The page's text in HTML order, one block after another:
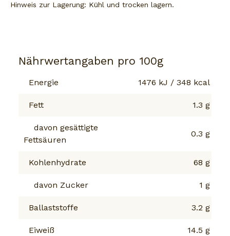
Hinweis zur Lagerung: Kühl und trocken lagern.
Nährwertangaben pro 100g
Energie 1476 kJ / 348 kcal
Fett 1.3 g
davon gesättigte
Fettsäuren
0.3 g
Kohlenhydrate 68 g
davon Zucker 1 g
Ballaststoffe 3.2 g
Eiweiß 14.5 g